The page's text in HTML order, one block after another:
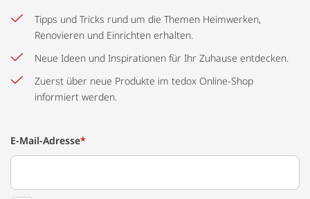
Tipps und Tricks rund um die Themen Heimwerken,
Renovieren und Einrichten erhalten.
Neue Ideen und Inspirationen für Ihr Zuhause entdecken.
Zuerst über neue Produkte im tedox Online-Shop
informiert werden.
E-Mail-Adresse*